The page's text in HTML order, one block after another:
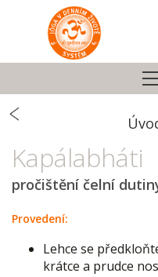
Kapálabháti
pročištění čelní
Provedení:
Lehce se
krátce a prudce